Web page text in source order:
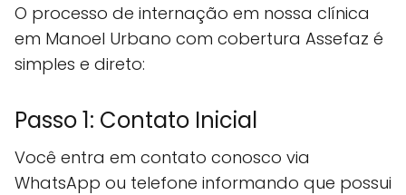
O processo de internação em nossa clínica
em Manoel Urbano com cobertura Assefaz é
simples e direto:
Passo 1: Contato Inicial
Você entra em contato conosco via
WhatsApp ou telefone informando que possui